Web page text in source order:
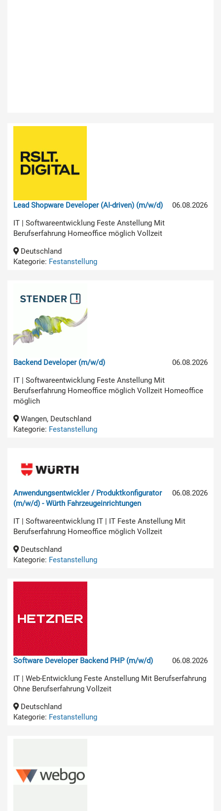
06.08.2026
Lead Shopware Developer (AI-driven) (m/w/d)
IT | Softwareentwicklung Feste Anstellung Mit
Berufserfahrung Homeoffice möglich Vollzeit
Deutschland
Kategorie: Festanstellung
06.08.2026
Backend Developer (m/w/d)
IT | Softwareentwicklung Feste Anstellung Mit
Berufserfahrung Homeoffice möglich Vollzeit Homeoffice
möglich
Wangen, Deutschland
Kategorie: Festanstellung
06.08.2026
Anwendungsentwickler / Produktkonfigurator
(m/w/d) - Würth Fahrzeugeinrichtungen
IT | Softwareentwicklung IT | IT Feste Anstellung Mit
Berufserfahrung Homeoffice möglich Vollzeit
Deutschland
Kategorie: Festanstellung
06.08.2026
Software Developer Backend PHP (m/w/d)
IT | Web-Entwicklung Feste Anstellung Mit Berufserfahrung
Ohne Berufserfahrung Vollzeit
Deutschland
Kategorie: Festanstellung